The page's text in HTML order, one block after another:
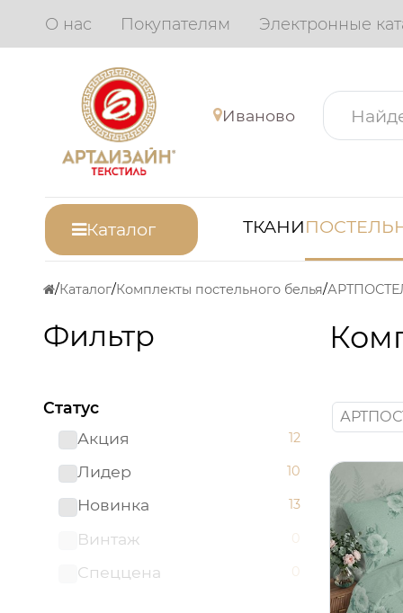
О нас Покупателям Электронные
Иваново
Каталог ТКАНИ
Каталог Комплекты постельного белья
Фильтр
Статус
Акция
12
Лидер 10
Новинка 13
Винтаж 0
Спеццена 0